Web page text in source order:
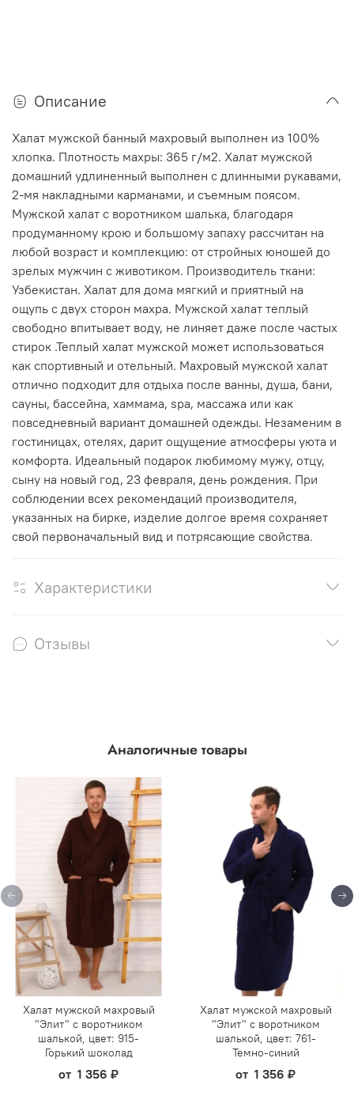
Описание
Халат мужской банный махровый выполнен из 100%
хлопка. Плотность махры: 365 г/м2. Халат мужской
домашний удлиненный выполнен с длинными рукавами,
2-мя накладными карманами, и съемным поясом.
Мужской халат с воротником шалька, благодаря
продуманному крою и большому запаху рассчитан на
любой возраст и комплекцию: от стройных юношей до
зрелых мужчин с животиком. Производитель ткани:
Узбекистан. Халат для дома мягкий и приятный на
ощупь с двух сторон махра. Мужской халат теплый
свободно впитывает воду, не линяет даже после частых
стирок .Теплый халат мужской может использоваться
как спортивный и отельный. Махровый мужской халат
отлично подходит для отдыха после ванны, душа, бани,
сауны, бассейна, хаммама, spa, массажа или как
повседневный вариант домашней одежды. Незаменим в
гостиницах, отелях, дарит ощущение атмосферы уюта и
комфорта. Идеальный подарок любимому мужу, отцу,
сыну на новый год, 23 февраля, день рождения. При
соблюдении всех рекомендаций производителя,
указанных на бирке, изделие долгое время сохраняет
свой первоначальный вид и потрясающие свойства.
Характеристики
Отзывы
Аналогичные товары
Халат мужской махровый
"Элит" с воротником
шалькой, цвет: 915-
Горький шоколад
от 1 356 ₽
Халат мужской махровый
"Элит" с воротником
шалькой, цвет: 761-
Темно-синий
от 1 356 ₽